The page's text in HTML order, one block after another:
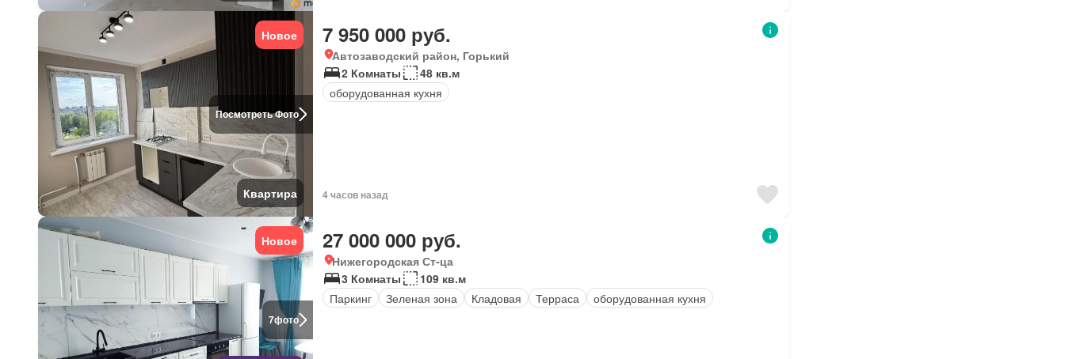
Посмотреть Фото
Новое
Квартира
7 950 000 руб.
Автозаводский район, Горький
2 Комнаты
48 кв.м
оборудованная кухня
4 часов назад
7фото
Новое 27 000 000 руб.
Нижегородская Ст-ца
3 Комнаты
109 кв.м
Паркинг
Зеленая зона Кладовая Терраса оборудованная кухня